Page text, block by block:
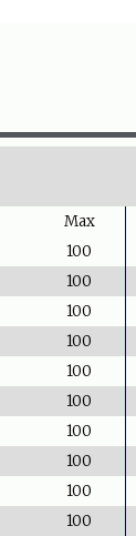
Max
100
100
100
100
100
100
100
100
100
100